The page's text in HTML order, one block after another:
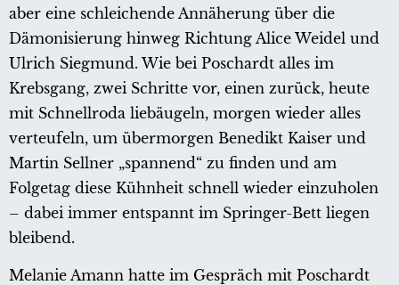
aber eine schleichende Annäherung über die
Dämonisierung hinweg Richtung Alice Weidel und
Ulrich Siegmund. Wie bei Poschardt alles im
Krebsgang, zwei Schritte vor, einen zurück, heute
mit Schnellroda liebäugeln, morgen wieder alles
verteufeln, um übermorgen Benedikt Kaiser und
Martin Sellner „spannend“ zu finden und am
Folgetag diese Kühnheit schnell wieder einzuholen
– dabei immer entspannt im Springer-Bett liegen
bleibend.
Melanie Amann hatte im Gespräch mit Poschardt